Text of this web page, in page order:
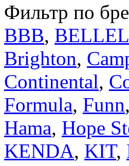
Фильтр по
BBB,
Brighton,
Continental,
Formula, Funn,
Hama, Hope
KENDA, KIT,